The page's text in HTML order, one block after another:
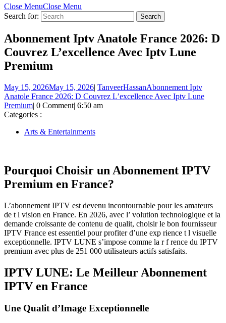
Close MenuClose Menu
Search for:
Abonnement Iptv Anatole France 2026: D
Couvrez L’excellence Avec Iptv Lune
Premium
May 15, 2026May 15, 2026| TanveerHassanAbonnement Iptv
Anatole France 2026: D Couvrez L’excellence Avec Iptv Lune
Premium| 0 Comment| 6:50 am
Categories :
Arts & Entertainments
Pourquoi Choisir un Abonnement IPTV
Premium en France?
L’abonnement IPTV est devenu incontournable pour les amateurs
de t l vision en France. En 2026, avec l’ volution technologique et la
demande croissante de contenu de qualit, choisir le bon fournisseur
IPTV France est essentiel pour profiter d’une exp rience t l visuelle
exceptionnelle. IPTV LUNE s’impose comme la r f rence du IPTV
premium avec plus de 251 000 utilisateurs actifs satisfaits.
IPTV LUNE: Le Meilleur Abonnement
IPTV en France
Une Qualit d’Image Exceptionnelle